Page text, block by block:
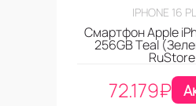
IPHONE 16
Смартфон Apple
256GB Teal
RuStore
72.179₽